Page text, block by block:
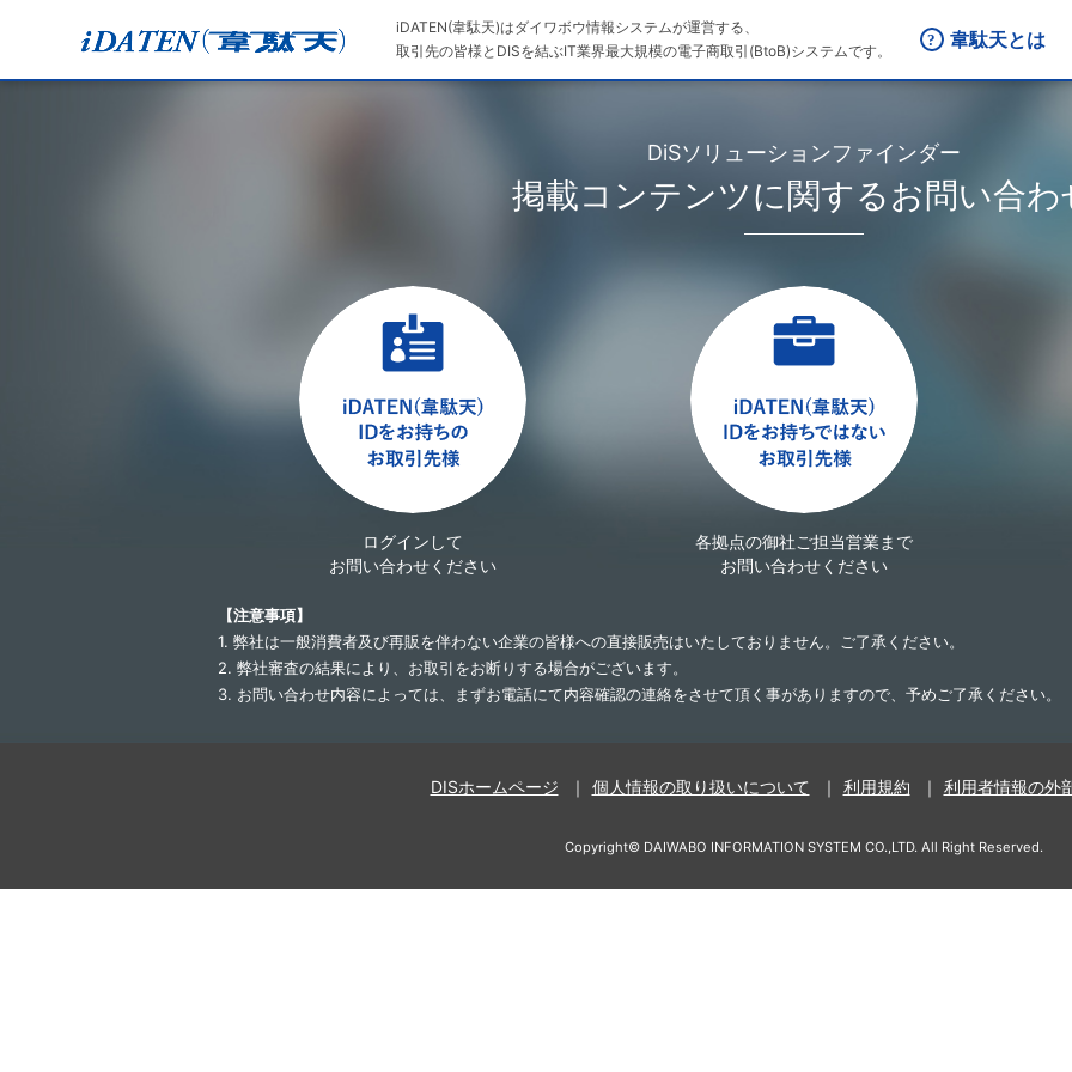
iDATEN(韋駄天)はダイワボウ情報システムが運営する、
取引先の皆様とDISを結ぶIT業界最大規模の電子商取引(BtoB)システムです。
韋駄天とは
DiSソリューションファインダー
掲載コンテンツに関するお問い合わ
ログインして
お問い合わせください
各拠点の御社ご担当営業まで
お問い合わせください
【注意事項】
1. 弊社は一般消費者及び再販を伴わない企業の皆様への直接販売はいたしておりません。ご了承ください。
2. 弊社審査の結果により、お取引をお断りする場合がございます。
3. お問い合わせ内容によっては、まずお電話にて内容確認の連絡をさせて頂く事がありますので、予めご了承ください。
DISホームページ 個人情報の取り扱いについて 利用規約 利用者情報の外
Copyright© DAIWABO INFORMATION SYSTEM CO.,LTD. All Right Reserved.